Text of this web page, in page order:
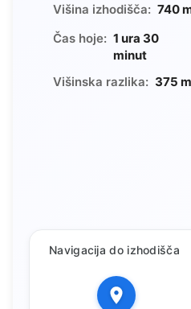
Višina izhodišča: 740
Čas hoje: 1 ura 30
minut
Višinska razlika: 375 m
Navigacija do izhodišča